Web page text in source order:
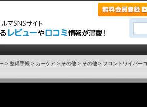
> 整備手帳 > カーケア > その他 > その他 > フロントワイパー